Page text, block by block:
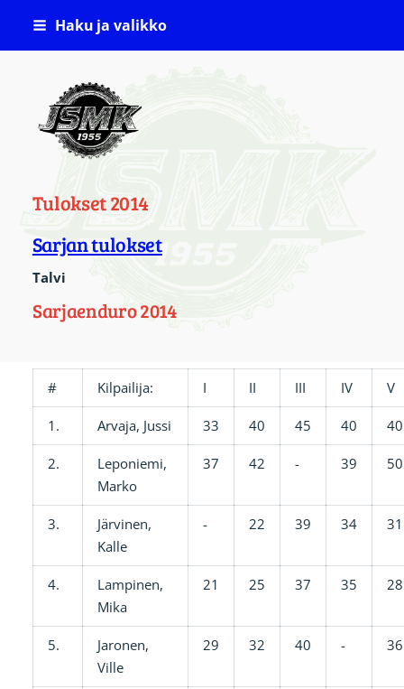
Siirry
Haku ja valikko
Jämsän Seudun Moottorikerho ( JSMK )
Tulokset 2014
Sarjan tulokset
Talvi
Sarjaenduro 2014
# Kilpailija: I II III IV V
1. Arvaja, Jussi 33 40 45 40 40
2.
Leponiemi,
Marko
37 42 - 39 50
3.
Järvinen,
Kalle
- 22 39 34 31
4.
Lampinen,
Mika
21 25 37 35 28
5.
Jaronen,
Ville
29 32 40 - 36